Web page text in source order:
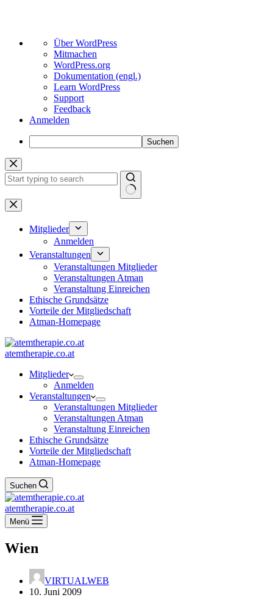
Über
WordPress
Über WordPress
Mitmachen
WordPress.org
Dokumentation (engl.)
Learn WordPress
Support
Feedback
Anmelden
Suchen
Zum
Inhalt
springen
Keine
Ergebnisse
Mitglieder
Anmelden
Veranstaltungen
Veranstaltungen Mitglieder
Veranstaltungen Atman
Veranstaltung Einreichen
Ethische Grundsätze
Vorteile der Mitgliedschaft
Atman-Homepage
atemtherapie.co.at
Mitglieder
Anmelden
Veranstaltungen
Veranstaltungen Mitglieder
Veranstaltungen Atman
Veranstaltung Einreichen
Ethische Grundsätze
Vorteile der Mitgliedschaft
Atman-Homepage
Suchen
atemtherapie.co.at
Menü
Wien
VIRTUALWEB
10. Juni 2009